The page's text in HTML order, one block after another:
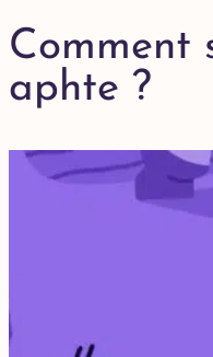
Comment
aphte ?